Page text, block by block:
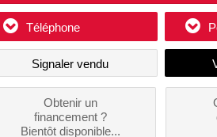
Téléphone
Signaler vendu
Obtenir un
financement ?
Bientôt disponible...